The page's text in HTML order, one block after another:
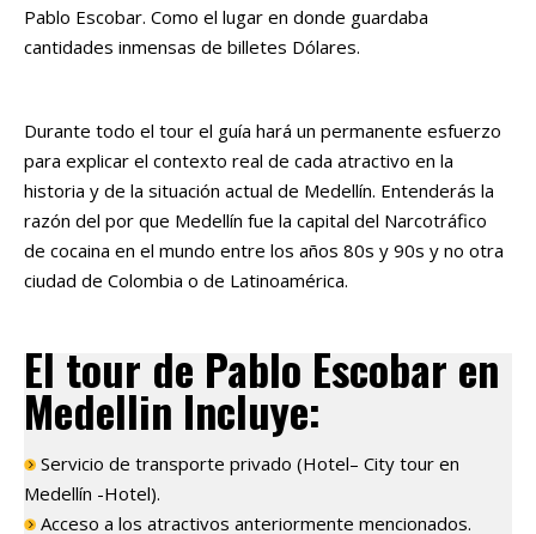
Pablo Escobar. Como el lugar en donde guardaba
cantidades inmensas de billetes Dólares.
Durante todo el tour el guía hará un permanente esfuerzo
para explicar el contexto real de cada atractivo en la
historia y de la situación actual de Medellín. Entenderás la
razón del por que Medellín fue la capital del Narcotráfico
de cocaina en el mundo entre los años 80s y 90s y no otra
ciudad de Colombia o de Latinoamérica.
El tour de Pablo Escobar en
Medellin Incluye:
Servicio de transporte privado (Hotel– City tour en
Medellín -Hotel).
Acceso a los atractivos anteriormente mencionados.